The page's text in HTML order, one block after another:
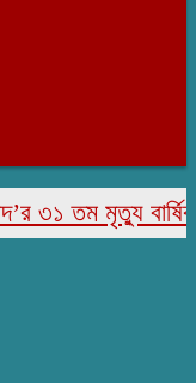
তম মৃত্যু বার্ষিকী